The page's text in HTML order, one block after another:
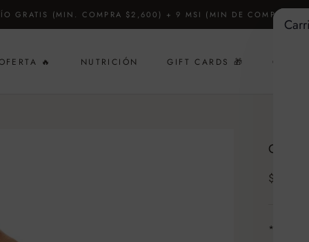
GRATIS (MIN. COMPRA $2,600) + 9 MSI (MIN DE COMPRA
🔥 NUTRICIÓN GIFT CARDS 🎁 CUSTOM
$ 600
* Diseño